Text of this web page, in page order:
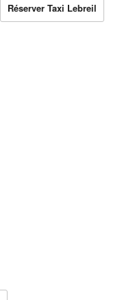
Réserver Taxi Lebreil